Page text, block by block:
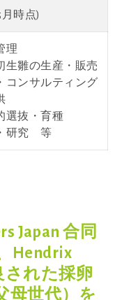
月時点)
理
生雛の生産・販売
コンサルティング
選抜・育種
研究 等
Japan 合同
Hendrix
された採卵
母世代）を